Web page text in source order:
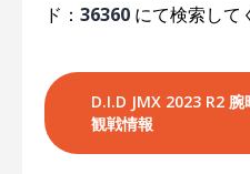
ド： 36360 にて検索して
D.I.D JMX 2023 R2
観戦情報